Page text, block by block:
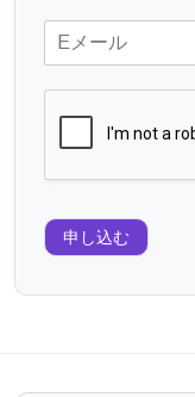
申し込む